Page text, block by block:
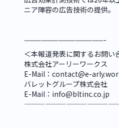
ニア陣容の広告技術の提供。
——————————————-
＜本報道発表に関するお問い
株式会社アーリーワークス
E-Mail：contact@e-
バレットグループ株式会社
E-Mail：info@bltinc.co.jp